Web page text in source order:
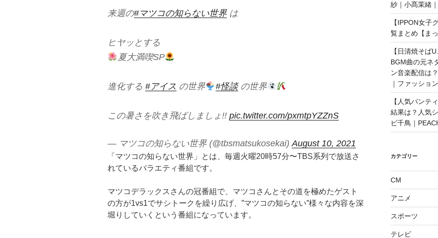
来週の#マツコの知らない世界 は
ヒヤッとする
夏大満喫SP
進化する #アイス の世界 #怪談の世界
この暑さを吹き飛ばしましょ!! pic.twitter.com/pxmtpYZZnS
— マツコの知らない世界 (@tbsmatsukosekai) August 10, 2021
「マツコの知らない世界」とは、毎週火曜20時57分〜TBS系列で放送さ
れているバラエティ番組です。
マツコデラックスさんの冠番組で、マツコさんとその道を極めたゲスト
の方が1vs1でサシトークを繰り広げ、”マツコの知らない”様々な内容を深
堀りしていくという番組になっています。
紗｜小髙茉緒
【IPPON女子
覧まとめ【ま
【日清焼そば
BGM曲の元ネ
ン音楽配信は
｜ファッショ
【人気パンテ
結果は？人気
ビ千鳥｜
カテゴリー
CM
アニメ
スポーツ
テレビ